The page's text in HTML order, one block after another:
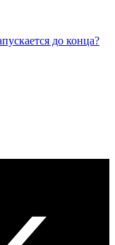
до конца?